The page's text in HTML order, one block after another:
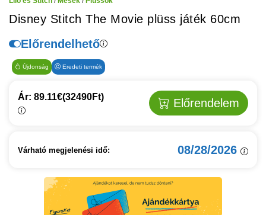
Disney Stitch The Movie plüss játék 60cm
Előrendelhető
Újdonság Eredeti termék
Ár: 89.11€(32490Ft) Előrendelem
Várható megjelenési idő: 08/28/2026